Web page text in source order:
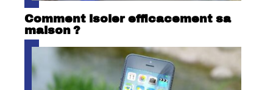
Comment isoler efficacement sa
maison ?